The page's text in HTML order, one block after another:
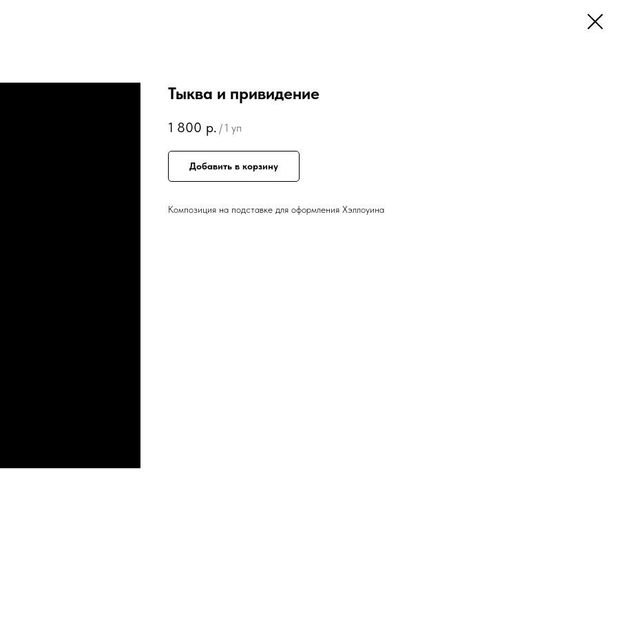
Тыква и привидение
1 800 р. / 1 уп
Добавить в корзину
Композиция на подставке для оформления Хэллоуина